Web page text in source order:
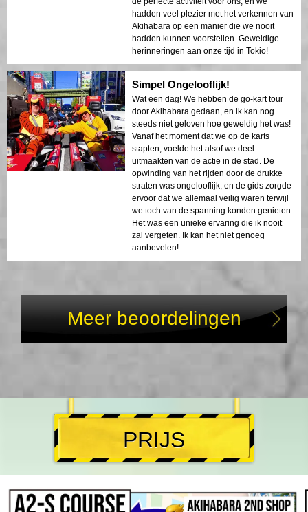
hadden veel plezier met het verkennen van
Akihabara op een manier die we nooit
hadden kunnen voorstellen. Geweldige
herinneringen aan onze tijd in Tokio!
Simpel Ongelooflijk!
Wat een dag! We hebben de go-kart tour
door Akihabara gedaan, en ik kan nog
steeds niet geloven hoe geweldig het was!
Vanaf het moment dat we op de karts
stapten, voelde het alsof we deel
uitmaakten van de actie in de stad. De
opwinding van het rijden door de drukke
straten was ongelooflijk, en de gids zorgde
ervoor dat we allemaal veilig waren terwijl
we toch van de spanning konden genieten.
Het was een unieke ervaring die ik nooit
zal vergeten. Ik kan het niet genoeg
aanbevelen!
Meer beoordelingen
PRIJS